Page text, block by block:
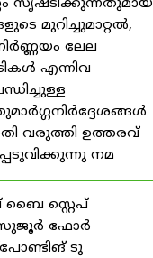
സൃഷ്ടിക്കുന്നതുമായ
മുറിച്ചുമാറ്റൽ,
ലേല
എന്നിവ
വരുത്തി ഉത്തരവ്
നമ
ബൈ സ്റ്റെപ്
ഫോർ
ടു